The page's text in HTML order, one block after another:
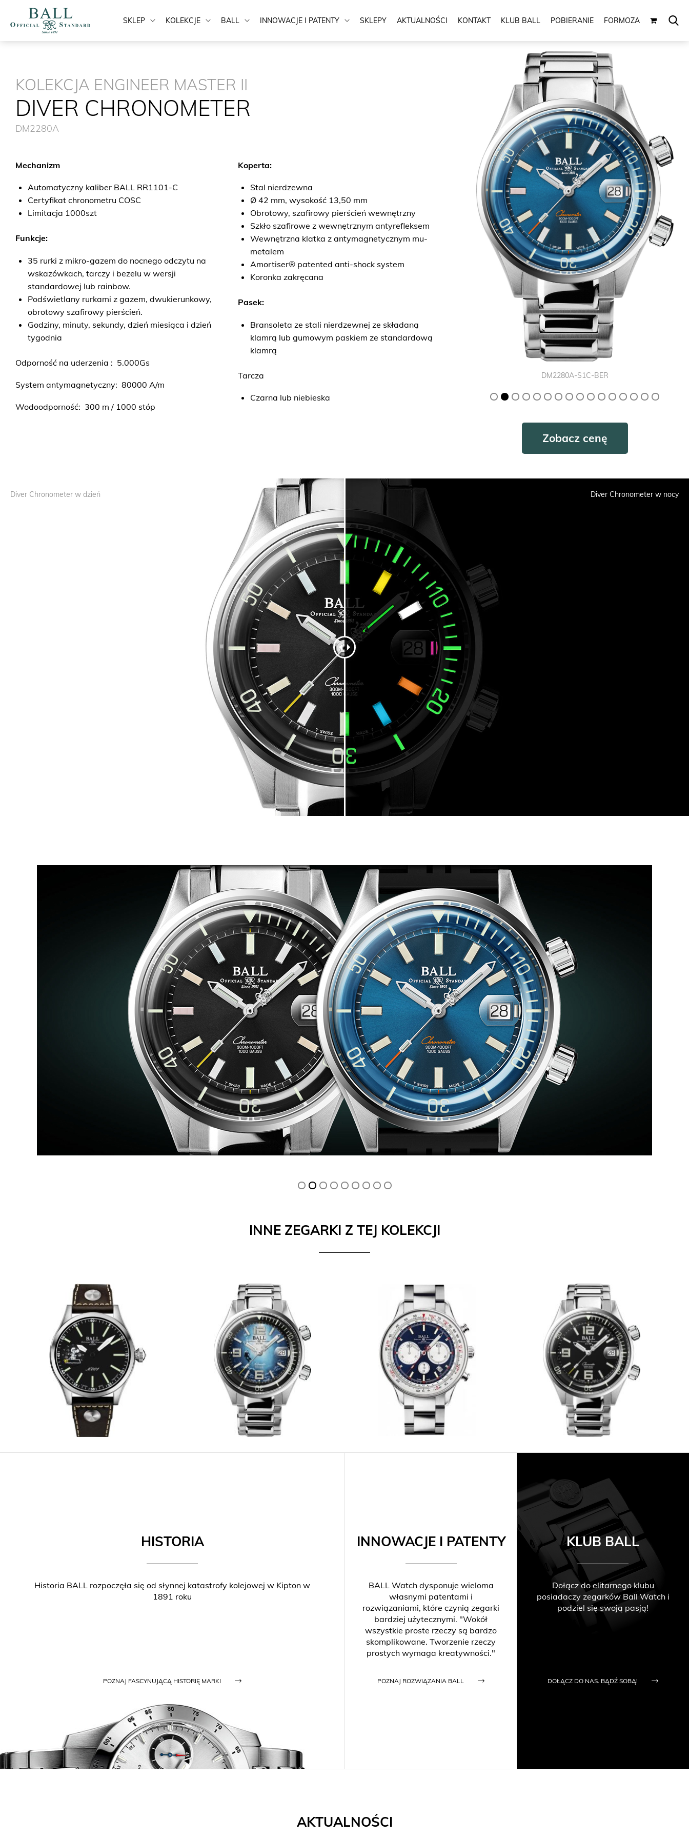
SKLEP KOLEKCJE BALL INNOWACJE I PATENTY SKLEPY AKTUALNOŚCI KONTAKT KLUB BALL POBIERANIE FORMOZA
KOLEKCJA ENGINEER MASTER II
DIVER CHRONOMETER
DM2280A
Mechanizm
Automatyczny kaliber BALL RR1101-C
Certyfikat chronometru COSC
Limitacja 1000szt
Funkcje:
35 rurki z mikro-gazem do nocnego odczytu na
wskazówkach, tarczy i bezelu w wersji
standardowej lub rainbow.
Podświetlany rurkami z gazem, dwukierunkowy,
obrotowy szafirowy pierścień.
Godziny, minuty, sekundy, dzień miesiąca i dzień
tygodnia
Odporność na uderzenia : 5.000Gs
System antymagnetyczny: 80000 A/m
Wodoodporność: 300 m / 1000 stóp
Koperta:
Stal nierdzewna
Ø 42 mm, wysokość 13,50 mm
Obrotowy, szafirowy pierścień wewnętrzny
Szkło szafirowe z wewnętrznym antyrefleksem
Wewnętrzna klatka z antymagnetycznym mu-
metalem
Amortiser® patented anti-shock system
Koronka zakręcana
Pasek:
Bransoleta ze stali nierdzewnej ze składaną
klamrą lub gumowym paskiem ze standardową
klamrą
Tarcza
Czarna lub niebieska
DM2280A-P1C-BE
Zobacz cenę
Diver Chronometer w dzień Diver Chronometer w nocy
INNE ZEGARKI Z TEJ KOLEKCJI
HISTORIA
Historia BALL rozpoczęła się od słynnej katastrofy kolejowej w Kipton w
1891 roku
POZNAJ FASCYNUJĄCĄ HISTORIĘ MARKI
INNOWACJE I PATENTY
BALL Watch dysponuje wieloma
własnymi patentami i
rozwiązaniami, które czynią zegarki
bardziej użytecznymi. "Wokół
wszystkie proste rzeczy są bardzo
skomplikowane. Tworzenie rzeczy
prostych wymaga kreatywności."
POZNAJ ROZWIĄZANIA BALL
KLUB BALL
Dołącz do elitarnego klubu
posiadaczy zegarków Ball Watch i
podziel się swoją pasją!
DOŁĄCZ DO NAS. BĄDŹ SOBĄ!
AKTUALNOŚCI